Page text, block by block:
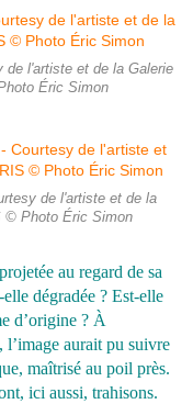
de l'artiste et de la Galerie
Éric Simon
de l'artiste et de la
© Photo Éric Simon
au regard de sa
dégradée ? Est-elle
d’origine ? À
aurait pu suivre
maîtrisé au poil près.
ici aussi, trahisons.